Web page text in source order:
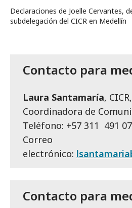
Declaraciones de Joelle Cervantes,
subdelegación del CICR en Medellín
Contacto para
Laura Santamaría,
Coordinadora de
Teléfono: +57 311 491
Correo
electrónico:
Contacto para